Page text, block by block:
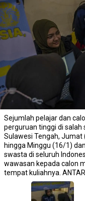
Sejumlah pelajar dan
perguruan tinggi di salah
Sulawesi Tengah,
hingga Minggu (16/1)
swasta di seluruh
wawasan kepada calon
tempat kuliahnya.